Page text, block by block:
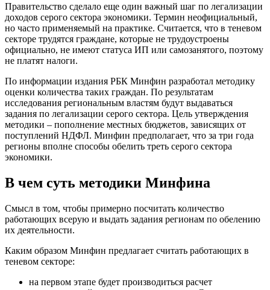
Правительство сделало еще один важный шаг по легализации
доходов серого сектора экономики. Термин неофициальный,
но часто применяемый на практике. Считается, что в теневом
секторе трудятся граждане, которые не трудоустроены
официально, не имеют статуса ИП или самозанятого, поэтому
не платят налоги.
По информации издания РБК Минфин разработал методику
оценки количества таких граждан. По результатам
исследования региональным властям будут выдаваться
задания по легализации серого сектора. Цель утверждения
методики – пополнение местных бюджетов, зависящих от
поступлений НДФЛ. Минфин предполагает, что за три года
регионы вполне способы обелить треть серого сектора
экономики.
В чем суть методики Минфина
Смысл в том, чтобы примерно посчитать количество
работающих всерую и выдать задания регионам по обелению
их деятельности.
Каким образом Минфин предлагает считать работающих в
теневом секторе:
на первом этапе будет производиться расчет